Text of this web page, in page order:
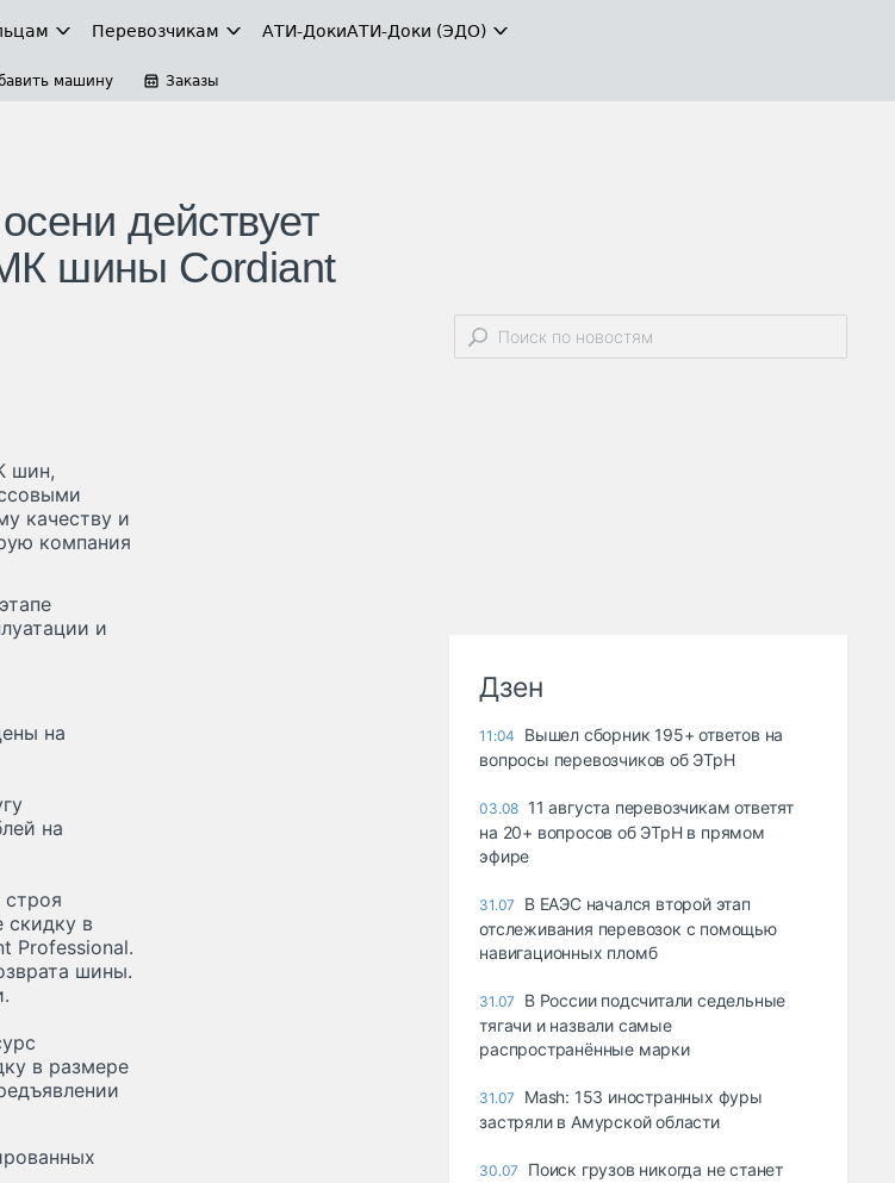
Перевозчикам АТИ-ДокиАТИ-Доки (ЭДО)
машину Заказы
действует
шины Cordiant
шин,
качеству и
компания
и
на
на
скидку в
Professional.
шины.
в размере
Дзен
11:04
Вышел сборник 195+ ответов на
вопросы перевозчиков об ЭТрН
03.08 11 августа перевозчикам ответят
на 20+ вопросов об ЭТрН в прямом
эфире
31.07
В ЕАЭС начался второй этап
отслеживания перевозок с помощью
навигационных пломб
31.07
В России подсчитали седельные
тягачи и назвали самые
распространённые марки
31.07
Mash: 153 иностранных фуры
застряли в Амурской области
30.07
Поиск грузов никогда не станет